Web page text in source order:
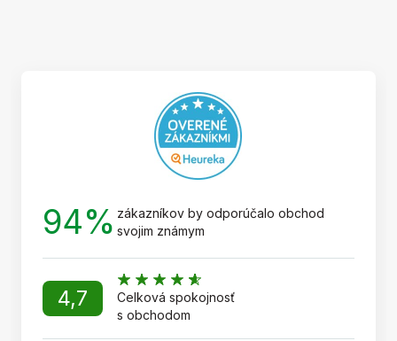
94% zákazníkov by odporúčalo obchod
svojim známym
4,7
Celková spokojnosť
s obchodom